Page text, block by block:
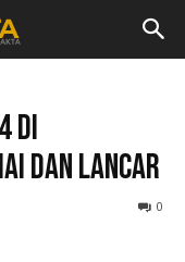
di
dan Lancar
0